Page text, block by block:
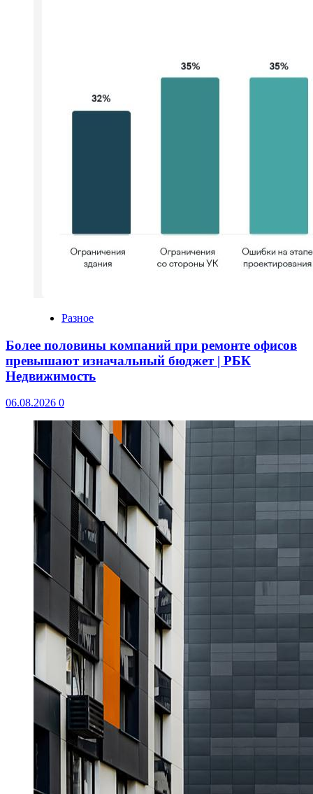
Разное
Более половины компаний при ремонте офисов
превышают изначальный бюджет | РБК
Недвижимость
06.08.2026 0